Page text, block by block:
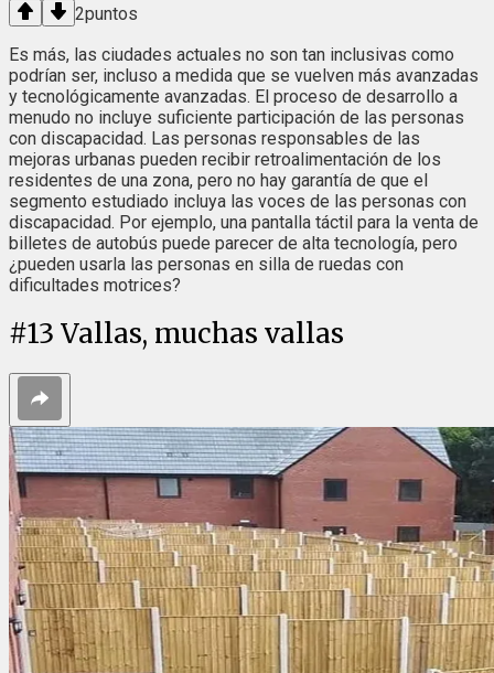
2puntos
Es más, las ciudades actuales no son tan inclusivas como
podrían ser, incluso a medida que se vuelven más avanzadas
y tecnológicamente avanzadas. El proceso de desarrollo a
menudo no incluye suficiente participación de las personas
con discapacidad. Las personas responsables de las
mejoras urbanas pueden recibir retroalimentación de los
residentes de una zona, pero no hay garantía de que el
segmento estudiado incluya las voces de las personas con
discapacidad. Por ejemplo, una pantalla táctil para la venta de
billetes de autobús puede parecer de alta tecnología, pero
¿pueden usarla las personas en silla de ruedas con
dificultades motrices?
#13 Vallas, muchas vallas